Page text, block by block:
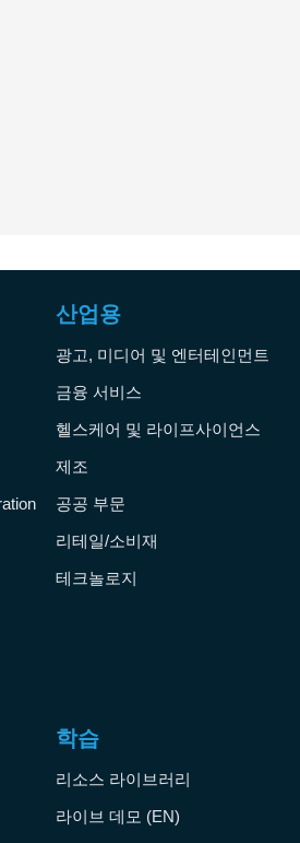
산업용
광고, 미디어 및 엔터테인먼트
금융 서비스
헬스케어 및 라이프사이언스
제조
공공 부문
리테일/소비재
테크놀로지
학습
리소스 라이브러리
라이브 데모 (EN)